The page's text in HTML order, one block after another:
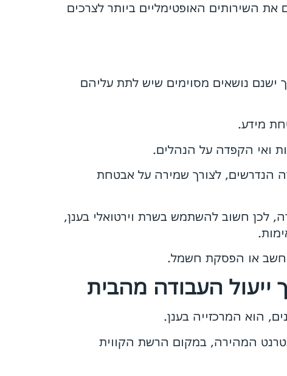
השירותים האופטימליים ביותר לצרכים
ישנם נושאים מסוימים שיש לתת עליהם
מידע.
ואי הקפדה על הנהלים.
הנדרשים, לצורך שמירה על אבטחת
לכן חשוב להשתמש בשרת וירטואלי בענן,
או הפסקת חשמל.
ייעול העבודה מהבית
הוא המרכזייה בענן.
המהירה, במקום הרשת הקווית